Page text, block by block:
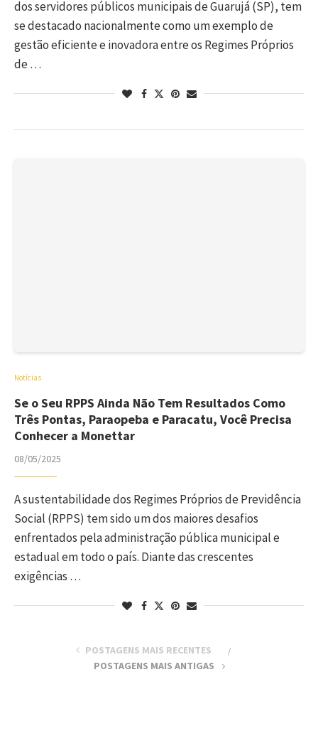
dos servidores públicos municipais de Guarujá (SP), tem
se destacado nacionalmente como um exemplo de
gestão eficiente e inovadora entre os Regimes Próprios
de …
Notícias
Se o Seu RPPS Ainda Não Tem Resultados Como
Três Pontas, Paraopeba e Paracatu, Você Precisa
Conhecer a Monettar
08/05/2025
A sustentabilidade dos Regimes Próprios de Previdência
Social (RPPS) tem sido um dos maiores desafios
enfrentados pela administração pública municipal e
estadual em todo o país. Diante das crescentes
exigências …
POSTAGENS MAIS RECENTES
POSTAGENS MAIS ANTIGAS